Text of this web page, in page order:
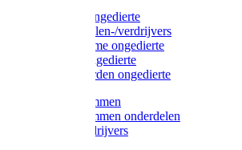
Diversen ongedierte
Insectenvallen-/verdrijvers
Protect Home ongedierte
Solabiol ongedierte
Protect Garden ongedierte
Mollenklemmen
Mollenklemmen onderdelen
Mollenverdrijvers